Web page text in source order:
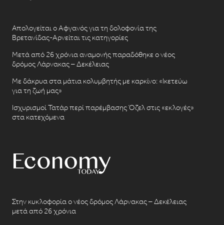
Απολογείται ο Αφγανός για τη δολοφονία της
Βρετανίδας-Αρνείται τις κατηγορίες
Μετά από 26 χρόνια αναμονής παραδόθηκε ο νέος
δρόμος Λάρνακας – Δεκέλειας
Με δάκρυα στα μάτια κολυμβητής με καρκίνο: «Ικετεύω
για τη ζωή μας»
Ισχυρισμοί Τατάρ περί παρέμβασης Όζελ στις «εκλογές»
στα κατεχόμενα
Στην κυκλοφορία ο νέος δρόμος Λάρνακας – Δεκέλειας
μετά από 26 χρόνια